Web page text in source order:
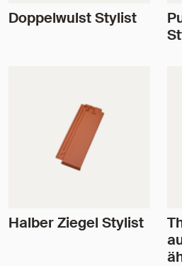
Doppelwulst Stylist
Halber Ziegel Stylist